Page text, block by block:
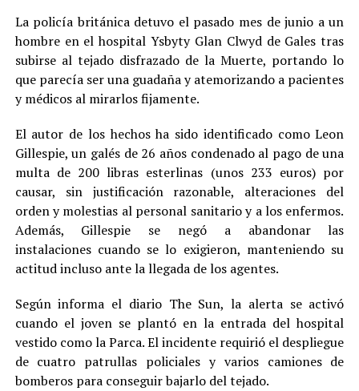
La policía británica detuvo el pasado mes de junio a un
hombre en el hospital Ysbyty Glan Clwyd de Gales tras
subirse al tejado disfrazado de la Muerte, portando lo
que parecía ser una guadaña y atemorizando a pacientes
y médicos al mirarlos fijamente.
El autor de los hechos ha sido identificado como Leon
Gillespie, un galés de 26 años condenado al pago de una
multa de 200 libras esterlinas (unos 233 euros) por
causar, sin justificación razonable, alteraciones del
orden y molestias al personal sanitario y a los enfermos.
Además, Gillespie se negó a abandonar las
instalaciones cuando se lo exigieron, manteniendo su
actitud incluso ante la llegada de los agentes.
Según informa el diario The Sun, la alerta se activó
cuando el joven se plantó en la entrada del hospital
vestido como la Parca. El incidente requirió el despliegue
de cuatro patrullas policiales y varios camiones de
bomberos para conseguir bajarlo del tejado.